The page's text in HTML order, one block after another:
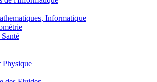
Informatique